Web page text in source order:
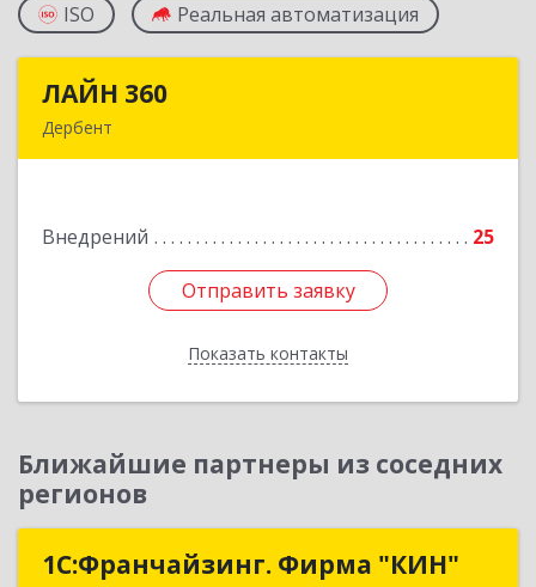
ISO Реальная автоматизация
ЛАЙН 360
Дербент
Внедрений 25
Отправить заявку
Показать контакты
Подробнее
Отправить заявку
Назад
Ближайшие партнеры из соседних
регионов
1С:Франчайзинг. Фирма "КИН"
1С:Франчайзинг. Фирма "КИН"